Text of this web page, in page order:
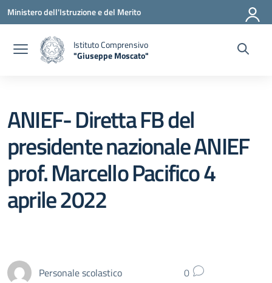
Vai ai contenuti
Vai al menu di navigazione
Vai al footer
Ministero dell'Istruzione e del Merito
Istituto Comprensivo
"Giuseppe Moscato"
ANIEF- Diretta FB del
presidente nazionale ANIEF
prof. Marcello Pacifico 4
aprile 2022
Personale scolastico 0